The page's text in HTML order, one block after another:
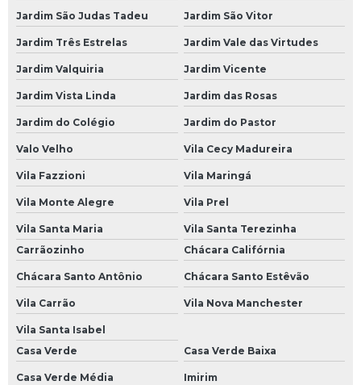
Mecânico 24 Horas SP Zona Norte
Oficina Mecânica 24 Horas
Oficina Mecânica 24 Horas em SP
Oficinas de Mecânica 24 Horas
Serviço de Mecânica 24 Horas
Serviços de Mecânica 24 Horas
Socorro Mecânico 24 Horas
Socorro Mecânico 24 Horas SP
Oficinas Mecânicas a Domicílio
Mecânica a Domicílio
Mecânico a Domicílio
Mecânico a Domicílio em SP
Mecânico a Domicílio na Avenida do Estado
Jardim São Judas Tadeu Jardim São Vitor
Jardim Três Estrelas Jardim Vale das Virtudes
Jardim Valquiria Jardim Vicente
Jardim Vista Linda Jardim das Rosas
Jardim do Colégio Jardim do Pastor
Valo Velho Vila Cecy Madureira
Vila Fazzioni Vila Maringá
Vila Monte Alegre Vila Prel
Vila Santa Maria
Vila Santa Terezinha
Carrãozinho
Chácara Califórnia
Chácara Santo Antônio Chácara Santo Estêvão
Vila Carrão Vila Nova Manchester
Vila Santa Isabel
Casa Verde
Casa Verde Baixa
Casa Verde Média Imirim